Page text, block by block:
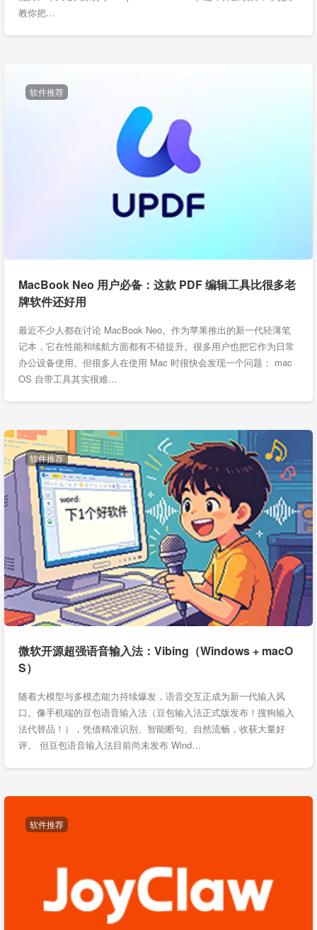
教你把…
软件推荐
MacBook Neo 用户必备：这款 PDF 编辑工具比很多老
牌软件还好用
最近不少人都在讨论 MacBook Neo。作为苹果推出的新一代轻薄笔
记本，它在性能和续航方面都有不错提升。很多用户也把它作为日常
办公设备使用。但很多人在使用 Mac 时很快会发现一个问题： mac
OS 自带工具其实很难…
软件推荐
微软开源超强语音输入法：Vibing（Windows + macO
S）
随着大模型与多模态能力持续爆发，语音交互正成为新一代输入风
口。像手机端的豆包语音输入法（豆包输入法正式版发布！搜狗输入
法代替品！），凭借精准识别、智能断句、自然流畅，收获大量好
评。 但豆包语音输入法目前尚未发布 Wind…
软件推荐